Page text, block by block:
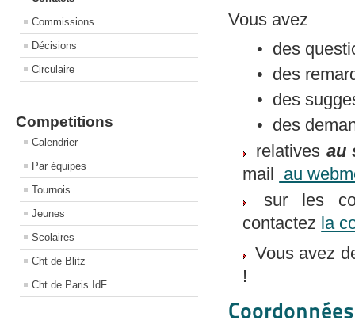
Commissions
Décisions
Circulaire
Competitions
Calendrier
Par équipes
Tournois
Jeunes
Scolaires
Cht de Blitz
Cht de Paris IdF
Vous avez
• des
• des
• des
• des
relatives au
mail au
sur les
contactez la
Vous avez
!